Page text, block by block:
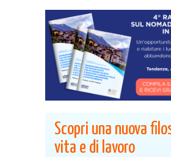
Scopri una nuova
vita e di lavoro